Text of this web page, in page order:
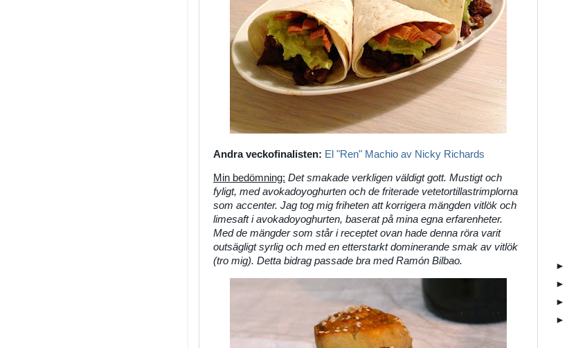
Andra veckofinalisten: El "Ren" Machio av Nicky Richards
Min bedömning: Det smakade verkligen väldigt gott. Mustigt och
fyligt, med avokadoyoghurten och de friterade vetetortillastrimplorna
som accenter. Jag tog mig friheten att korrigera mängden vitlök och
limesaft i avokadoyoghurten, baserat på mina egna erfarenheter.
Med de mängder som står i receptet ovan hade denna röra varit
outsägligt syrlig och med en etterstarkt dominerande smak av vitlök
(tro mig). Detta bidrag passade bra med Ramón Bilbao.
►
►
►
►